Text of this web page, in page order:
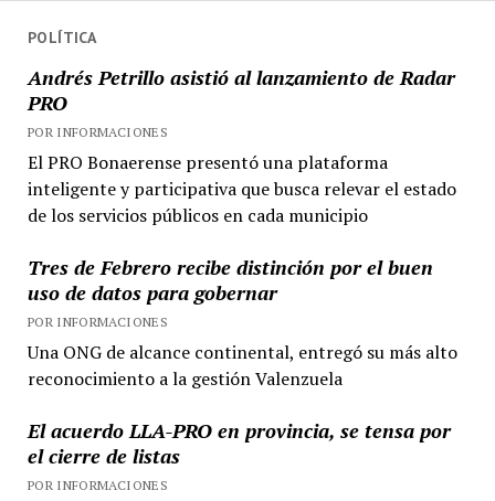
POLÍTICA
Andrés Petrillo asistió al lanzamiento de Radar
PRO
POR INFORMACIONES
El PRO Bonaerense presentó una plataforma
inteligente y participativa que busca relevar el estado
de los servicios públicos en cada municipio
Tres de Febrero recibe distinción por el buen
uso de datos para gobernar
POR INFORMACIONES
Una ONG de alcance continental, entregó su más alto
reconocimiento a la gestión Valenzuela
El acuerdo LLA-PRO en provincia, se tensa por
el cierre de listas
POR INFORMACIONES